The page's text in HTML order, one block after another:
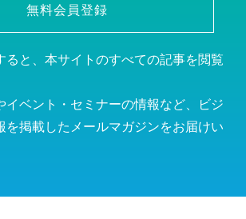
無料会員登録
ると、本サイトのすべての記事を閲覧
イベント・セミナーの情報など、ビジ
を掲載したメールマガジンをお届けい